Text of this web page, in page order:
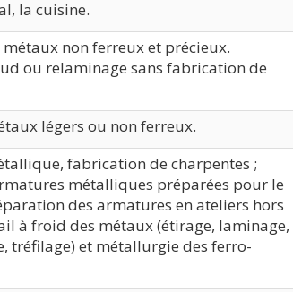
la cuisine.
non ferreux et précieux.
ou relaminage sans fabrication de
légers ou non ferreux.
fabrication de charpentes ;
métalliques préparées pour le
des armatures en ateliers hors
à froid des métaux (étirage, laminage,
tréfilage) et métallurgie des ferro-